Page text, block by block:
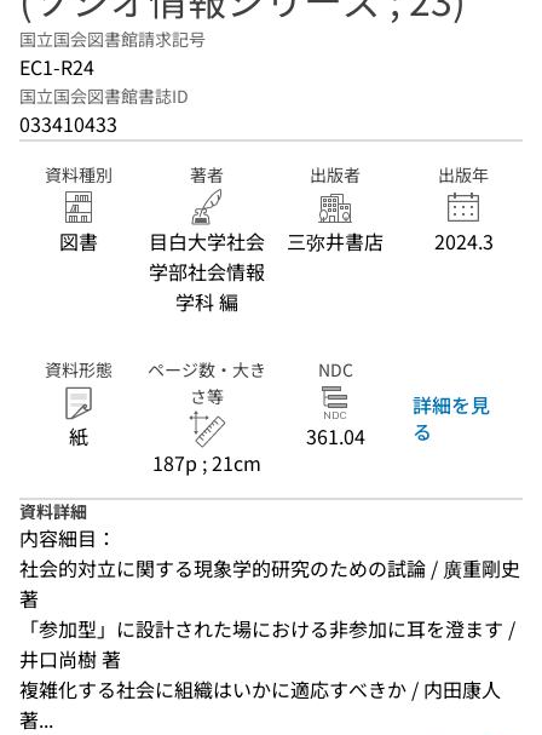
国立国会図書館請求記号
EC1-R24
国立国会図書館書誌ID
033410433
資料種別
図書
著者
目白大学社会
学部社会情報
学科 編
出版者
三弥井書店
出版年
2024.3
資料形態
紙
ページ数・大き
さ等
187p ; 21cm
NDC
361.04
詳細を見
る
資料詳細
内容細目：
社会的対立に関する現象学的研究のための試論 / 廣重剛史
著
「参加型」に設計された場における非参加に耳を澄ます /
井口尚樹 著
複雑化する社会に組織はいかに適応すべきか / 内田康人
著...